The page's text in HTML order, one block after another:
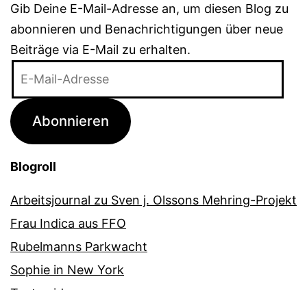
Gib Deine E-Mail-Adresse an, um diesen Blog zu
abonnieren und Benachrichtigungen über neue
Beiträge via E-Mail zu erhalten.
Adresse
Abonnieren
Blogroll
Arbeitsjournal zu Sven j. Olssons Mehring-Projekt
Frau Indica aus FFO
Rubelmanns Parkwacht
Sophie in New York